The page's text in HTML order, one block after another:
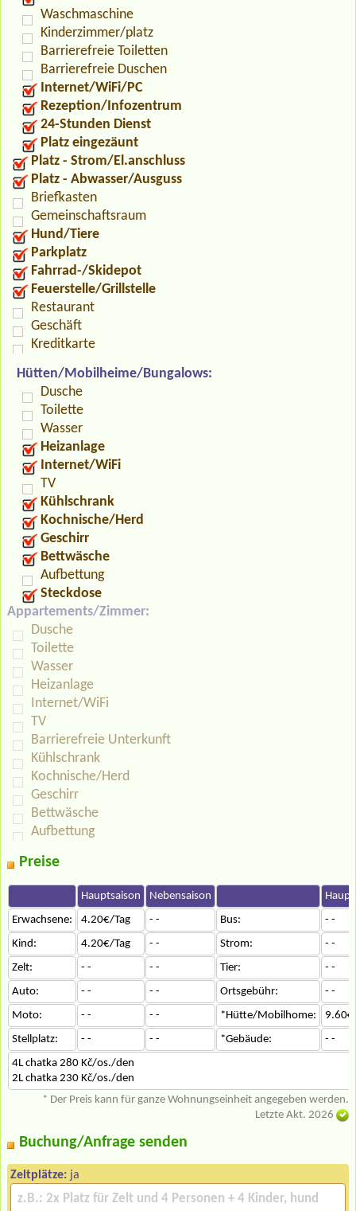
Waschmaschine
Kinderzimmer/platz
Barrierefreie Toiletten
Barrierefreie Duschen
Internet/WiFi/PC
Rezeption/Infozentrum
24-Stunden Dienst
Platz eingezäunt
Platz - Strom/El.anschluss
Platz - Abwasser/Ausguss
Briefkasten
Gemeinschaftsraum
Hund/Tiere
Parkplatz
Fahrrad-/Skidepot
Feuerstelle/Grillstelle
Restaurant
Geschäft
Kreditkarte
Hütten/Mobilheime/Bungalows:
Dusche
Toilette
Wasser
Heizanlage
Internet/WiFi
TV
Kühlschrank
Kochnische/Herd
Geschirr
Bettwäsche
Aufbettung
Steckdose
Appartements/Zimmer:
Dusche
Toilette
Wasser
Heizanlage
Internet/WiFi
TV
Barrierefreie Unterkunft
Kühlschrank
Kochnische/Herd
Geschirr
Bettwäsche
Aufbettung
Preise
Hauptsaison Nebensaison
Erwachsene:
4.20€/Tag - - Bus:
- -
Kind:
4.20€/Tag - - Strom:
- -
Zelt:
- - - - Tier:
- -
Auto:
- - - - Ortsgebühr:
- -
Moto:
- - - - *Hütte/Mobilhome:
Stellplatz:
- - - - *Gebäude:
- -
4L chatka 280 Kč/os./den
2L chatka 230 Kč/os./den
* Der Preis kann für ganze Wohnungseinheit angegeben werden.
Letzte Akt. 2026
Buchung/Anfrage senden
Zeltplätze: ja